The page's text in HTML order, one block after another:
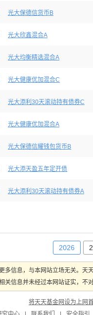
光大保德信货币B
光大欣鑫混合A
光大均衡精选混合A
光大健康优加混合C
光大添利30天滚动持有债券C
光大健康优加混合A
光大保德信耀钱包货币B
光大添天盈五年定开债
光大添利30天滚动持有债券A
2026
多信息，与本网站立场无关。
关信息并未经过本网站证实，
将天天基金网设为上网